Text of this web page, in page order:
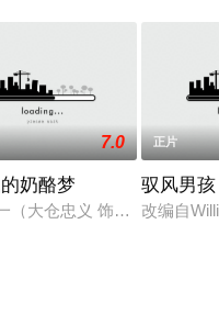
凯 饰）与中学教师石泓（
7.0
奶酪梦
（大仓忠义 饰），从学生
正片
驭风男孩
改编自